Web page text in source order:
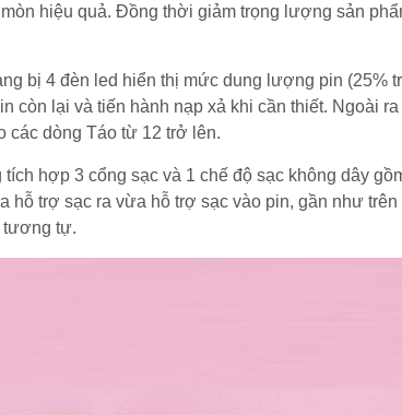
mòn hiệu quả. Đồng thời giảm trọng lượng sản
bị 4 đèn led hiển thị mức dung lượng pin (25%
còn lại và tiến hành nạp xả khi cần thiết. Ngoài
các dòng Táo từ 12 trở lên.
hợp 3 cổng sạc và 1 chế độ sạc không dây
hỗ trợ sạc ra vừa hỗ trợ sạc vào pin, gần như
tương tự.